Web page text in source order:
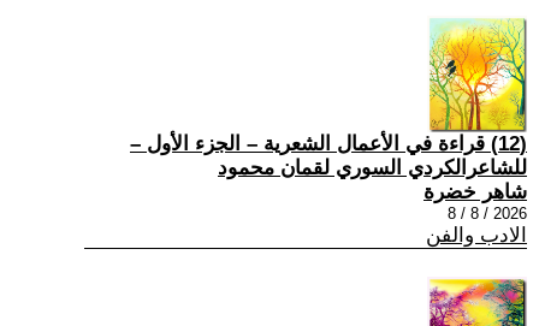
(12) قراءة في الأعمال الشعرية – الجزء الأول –
للشاعرالكردي السوري لقمان محمود
شاهر خضرة
2026 / 8 / 8
الادب والفن